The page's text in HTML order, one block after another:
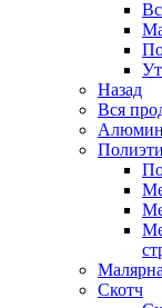
Назад
Вся
Скотч